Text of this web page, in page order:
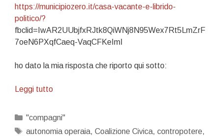
https://municipiozero.it/casa-vacante-e-librido-
politico/?
fbclid=IwAR2UUbjfxRJtk8QiWNj8N95Wex7Rt5LmZrF
7oeN6PXqfCaeq-VaqCFKeImI
ho dato la mia risposta che riporto qui sotto:
Leggi tuttoUna
post-
operaista
Categorie
"compagni"
Tag
autonomia operaia, Coalizione Civica, contropotere,